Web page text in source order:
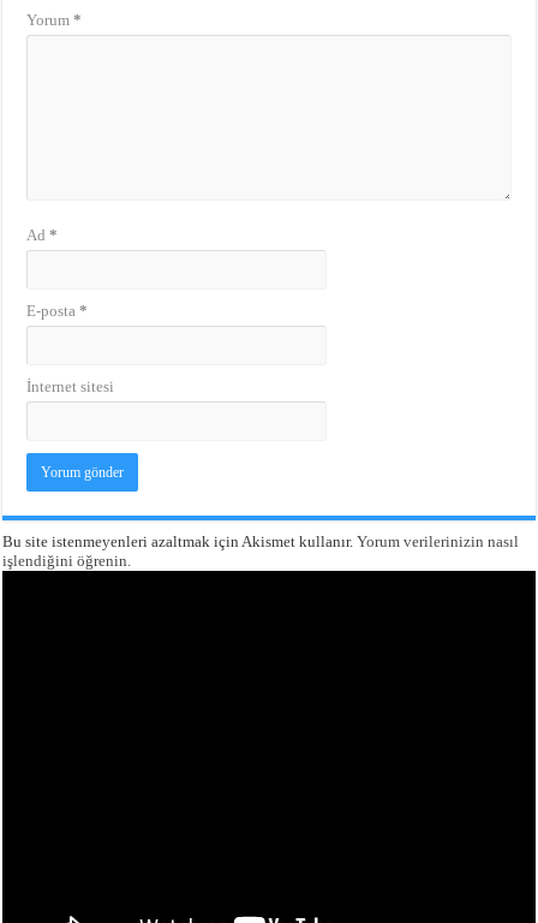
Yorum*
Ad*
E-posta*
İnternet sitesi
Bu site istenmeyenleri azaltmak için Akismet kullanır.Yorum verilerinizin nasıl
işlendiğini öğrenin.